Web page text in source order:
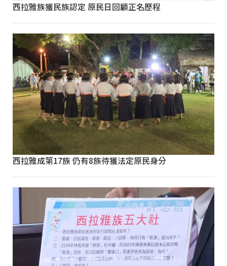
西拉雅族獲民族認定 原民日回顧正名歷程
西拉雅成第17族 仍有8族待獲法定原民身分